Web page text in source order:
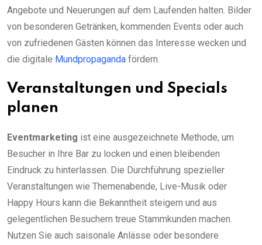
Angebote und Neuerungen auf dem Laufenden halten. Bilder
von besonderen Getränken, kommenden Events oder auch
von zufriedenen Gästen können das Interesse wecken und
die digitale Mundpropaganda fördern.
Veranstaltungen und Specials
planen
Eventmarketing ist eine ausgezeichnete Methode, um
Besucher in Ihre Bar zu locken und einen bleibenden
Eindruck zu hinterlassen. Die Durchführung spezieller
Veranstaltungen wie Themenabende, Live-Musik oder
Happy Hours kann die Bekanntheit steigern und aus
gelegentlichen Besuchern treue Stammkunden machen.
Nutzen Sie auch saisonale Anlässe oder besondere